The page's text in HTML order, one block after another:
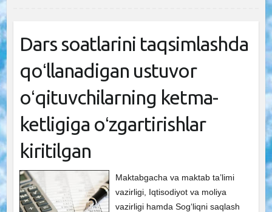
Dars soatlarini taqsimlashda
qoʻllanadigan ustuvor
oʻqituvchilarning ketma-
ketligiga oʻzgartirishlar
kiritilgan
Maktabgacha va maktab ta’limi
vazirligi, Iqtisodiyot va moliya
vazirligi hamda Sog‘liqni saqlash